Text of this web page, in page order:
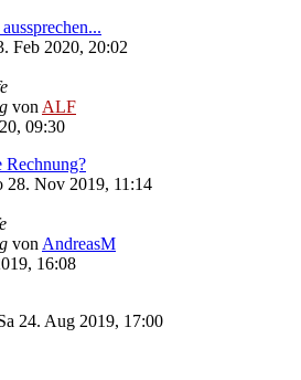
Feb 2020, 20:02
von ALF
09:30
Rechnung?
28. Nov 2019, 11:14
von AndreasM
16:08
24. Aug 2019, 17:00